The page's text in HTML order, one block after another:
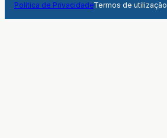
Politica de PrivacidadeTermos de utilização